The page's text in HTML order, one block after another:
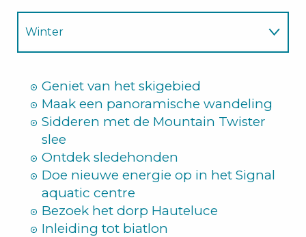
Winter
Geniet van het skigebied
Maak een panoramische wandeling
Sidderen met de Mountain Twister
slee
Ontdek sledehonden
Doe nieuwe energie op in het Signal
aquatic centre
Bezoek het dorp Hauteluce
Inleiding tot biatlon